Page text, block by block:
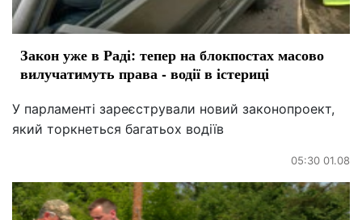
Закон уже в Раді: тепер на блокпостах масово
вилучатимуть права - водії в істериці
У парламенті зареєстрували новий законопроект,
який торкнеться багатьох водіїв
05:30 01.08